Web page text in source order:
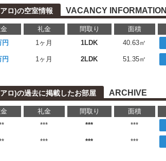
ロ)の空室情報 VACANCY INFORMATION
礼金 間取り 面積
円 1ヶ月 1LDK 40.63㎡
円 1ヶ月 2LDK 51.35㎡
ロ)の過去に掲載したお部屋 ARCHIVE
礼金 間取り 面積
*** *** ***
*** *** ***